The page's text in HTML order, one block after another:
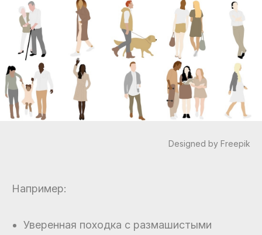
Designed by Freepik
Например:
Уверенная походка с размашистыми